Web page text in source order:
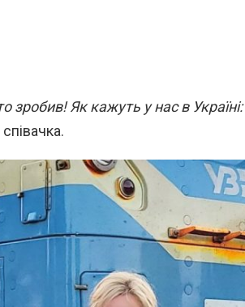
зробив! Як кажуть у нас в